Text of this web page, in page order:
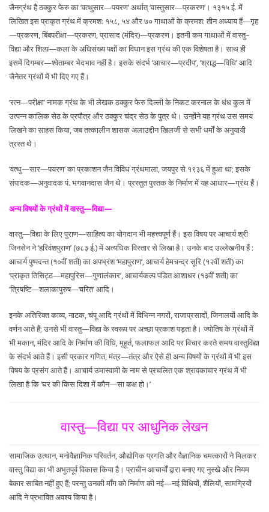
जैनग्रंथ है ठक्कुर फेरु का ‘वत्थुसार—पयरण’ अर्थात् ‘वास्तुसार—प्रकरण’। १३१५ ई. में
लिखित इस प्राकृत ग्रंथ में क्रमश: १५८, ५४ और ७० गाथाओं के क्रमश: तीन अध्याय हैं—गृह
—प्रकरण, बिंबपरीक्षा—प्रकरण, प्रासाद (मंदिर)—प्रकरण। इतनी कम गाथाओं में वास्तु–
विद्या और शिल्प—कला के अधिसंख्य पक्षों का विधान इस ग्रंथ की एक विशेषता है। साथ ही
इसमें दिगम्बर—श्वेताम्बर भेदभाव नहीं है। इसके संदर्भ ‘आचार—प्रदीप’, ‘श्राद्ध—विधि’ आदि
जैनेतर ग्रंथों में भी दिए गए हैं।
‘रत्न—परीक्षा’ नामक ग्रंथ के भी लेखक ठक्कुर फेरु दिल्ली के निकट करनाल के धंध कुल में
उत्पन्न कालिक सेठ के प्रपौत्र और ठक्कुर चंद्र सेठ के पुत्र थे। उन्होंने यह ग्रंथ उस समय
लिखने का साहस किया, जब तत्कालीन शासक अलाउद्दीन खिलजी से सभी धर्मों के अनुयायी
त्रस्त थे।
‘वत्थु—सार—पयरण’ का प्रकाशन जैन विविध ग्रंथमाला, जयपुर से १९३६ में हुआ था; इसके
संपादक—अनुवादक पं. भगवानदास जैन थे। प्रस्तुत पुस्तक के निर्माण में यह आधार—ग्रंथ हैं।
अन्य विषयों के ग्रंथों में वास्तु—विद्या—
वास्तु—विद्या के लिए पुराण—साहित्य का योगदान भी महत्त्वपूर्ण हैं। इस विषय पर आचार्य श्री
जिनसेन ने ‘हरिवंशपुराण’ (७८३ ई.) में अत्यधिक विस्तार से लिखा है। उनके बाद उल्लेखनीय हैं :
आचार्य पुष्पदन्त (१०वीं शती) का अपभ्रंश ‘महापुराण’, आचार्य हेमचन्द्र सूरि (१२वीं शती) का
‘प्राकृत तिसिट्ठ—महापुरिस—गुणालंकार’, आचार्यकल्प पंडित आशाधर (१३वीं शती) का
‘त्रिषष्टि—शलाकापुरुष—चरित’ आदि।
इनके अतिरिक्त काव्य, नाटक, चंपू आदि ग्रंथों में विभिन्न नगरों, राजाप्रसादों, जिनालयों आदि के
वर्णन आते हैं; उनसे भी वास्तु—विद्या के स्वरूप पर अच्छा प्रकाश पड़ता है। ज्योतिष के ग्रंथों में
भी मकान, मंदिर आदि के निर्माण की विधि, मुहूर्त, फलाफल आदि पर विचार करते समय वास्तुविद्या
के संदर्भ आते हैं। इसी प्रकार गणित, मंत्र—तंत्र और ऐसे ही अन्य विषयों के ग्रंथों में भी इस
विषय के प्रसंग आते हैं। आचार्य उमास्वामी के नाम से प्रचलित एक श्रावकाचार ग्रंथ में भी
लिखा है कि ‘घर की किस दिशा में कौन—सा कक्ष हो।’
वास्तु—विद्या पर आधुनिक लेखन
सामाजिक उत्थान, मनोवैज्ञानिक परिवर्तन, औद्योगिक प्रगति और वैज्ञानिक चमत्कारों ने मिलकर
वास्तु विद्या का भी अभूतपूर्व विकास किया है। प्राचीन आचार्यों द्वारा बनाए गए नुस्खे और नियम
बेकार साबित नहीं हुए हैं; परन्तु उनकी माँग को निर्माण की नई—नई विधियों, शैलियों, सामग्रियों
आदि ने प्रभावित अवश्य किया है।